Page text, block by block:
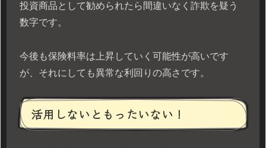
投資商品として勧められたら間違いなく詐欺を疑う
数字です。
今後も保険料率は上昇していく可能性が高いです
が、それにしても異常な利回りの高さです。
活用しないともったいない！